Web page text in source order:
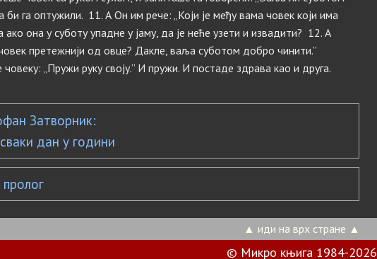
би га оптужили. 11. А Он им рече: „Који је међу вама човек који има
ако она у суботу упадне у јаму, да је неће узети и извадити? 12. А
претежнији од овце? Дакле, ваља суботом добро чинити.”
„Пружи руку своју.” И пружи. И постаде здрава као и друга.
Затворник:
дан у години
▲ иди на врх стране ▲
© Микро књига 1984-2026